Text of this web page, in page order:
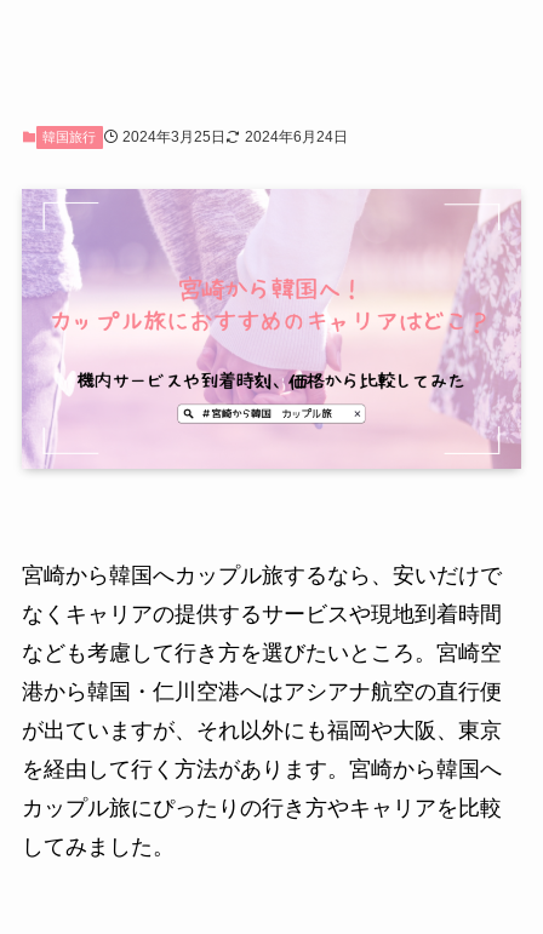
韓国旅行 2024年3月25日 2024年6月24日
宮崎から韓国へカップル旅するなら、安いだけで
なくキャリアの提供するサービスや現地到着時間
なども考慮して行き方を選びたいところ。宮崎空
港から韓国・仁川空港へはアシアナ航空の直行便
が出ていますが、それ以外にも福岡や大阪、東京
を経由して行く方法があります。宮崎から韓国へ
カップル旅にぴったりの行き方やキャリアを比較
してみました。